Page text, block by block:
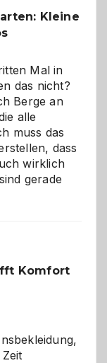
Kleine
Mal in
das nicht?
Berge an
alle
muss das
dass
wirklich
gerade
Komfort